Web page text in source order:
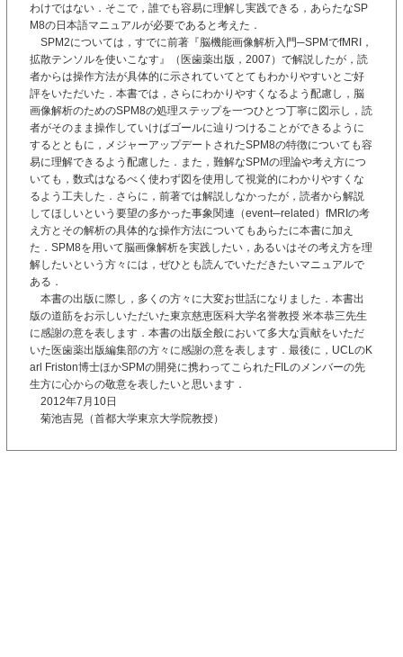
わけではない．そこで，誰でも容易に理解し実践できる，あらたなSP
M8の日本語マニュアルが必要であると考えた．
SPM2については，すでに前著『脳機能画像解析入門─SPMでfMRI，
拡散テンソルを使いこなす』（医歯薬出版，2007）で解説したが，読
者からは操作方法が具体的に示されていてとてもわかりやすいとご好
評をいただいた．本書では，さらにわかりやすくなるよう配慮し，脳
画像解析のためのSPM8の処理ステップを一つひとつ丁寧に図示し，読
者がそのまま操作していけばゴールに辿りつけることができるように
するとともに，メジャーアップデートされたSPM8の特徴についても容
易に理解できるよう配慮した．また，難解なSPMの理論や考え方につ
いても，数式はなるべく使わず図を使用して視覚的にわかりやすくな
るよう工夫した．さらに，前著では解説しなかったが，読者から解説
してほしいという要望の多かった事象関連（event─related）fMRIの考
え方とその解析の具体的な操作方法についてもあらたに本書に加え
た．SPM8を用いて脳画像解析を実践したい，あるいはその考え方を理
解したいという方々には，ぜひとも読んでいただきたいマニュアルで
ある．
本書の出版に際し，多くの方々に大変お世話になりました．本書出
版の道筋をお示しいただいた東京慈恵医科大学名誉教授 米本恭三先生
に感謝の意を表します．本書の出版全般において多大な貢献をいただ
いた医歯薬出版編集部の方々に感謝の意を表します．最後に，UCLのK
arl Friston博士ほかSPMの開発に携わってこられたFILのメンバーの先
生方に心からの敬意を表したいと思います．
2012年7月10日
菊池吉晃（首都大学東京大学院教授）